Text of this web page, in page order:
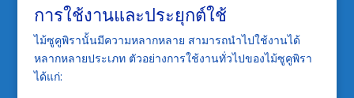
การใช้งานและประยุกต์ใช้
ไม้ซูคูพิรานั้นมีความหลากหลาย สามารถนำไปใช้งานได้
หลากหลายประเภท ตัวอย่างการใช้งานทั่วไปของไม้ซูคูพิรา
ได้แก่: